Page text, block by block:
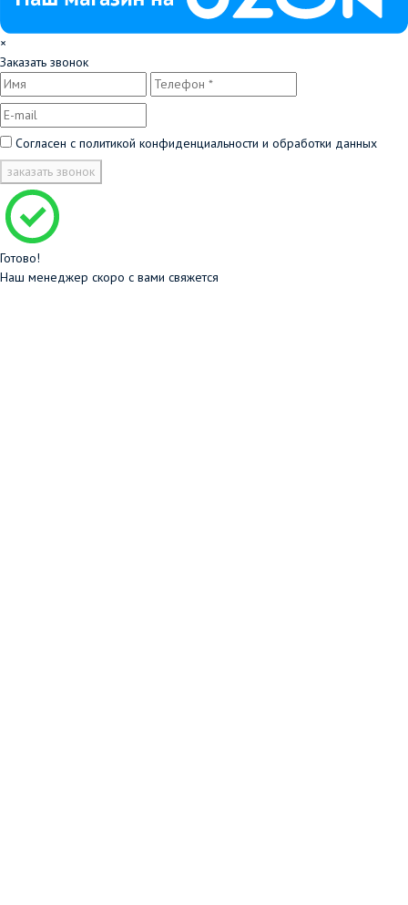
×
Заказать звонок
Согласен с политикой конфиденциальности и обработки данных
заказать звонок
Готово!
Наш менеджер скоро с вами свяжется